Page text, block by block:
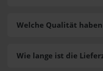
Welche Qualität
Wie lange ist die